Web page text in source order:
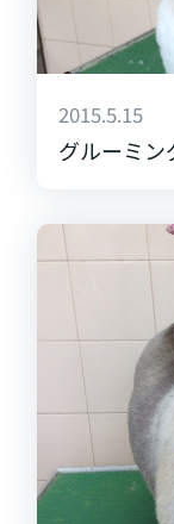
2015.5.15
グルーミ